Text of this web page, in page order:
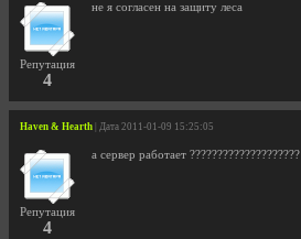
Репутация
4
не я согласен на защиту леса
Haven & Hearth | Дата 2011-01-09 15:25:05
Репутация
4
а сервер работает ????????????????????